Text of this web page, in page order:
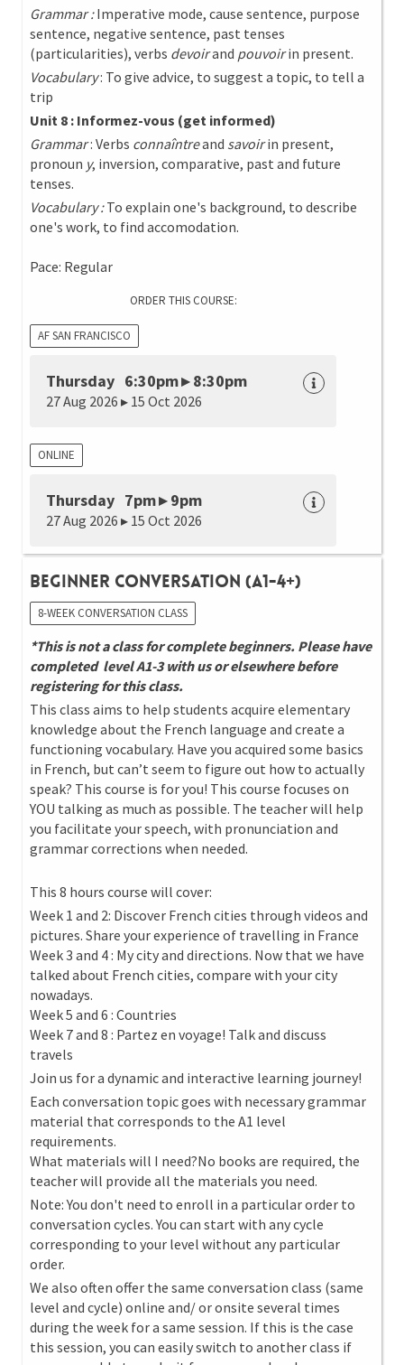
Grammar :Imperative mode, cause sentence, purpose
sentence, negative sentence, past tenses
(particularities), verbs devoirand pouvoirin present.
Vocabulary: To give advice, to suggest a topic, to tell a
trip
Unit 8 : Informez-vous (get informed)
Grammar: Verbs connaîntreand savoirin present,
pronoun y, inversion, comparative, past and future
tenses.
Vocabulary :To explain one's background, to describe
one's work, to find accomodation.
Pace: Regular
ORDER THIS COURSE:
AF SAN FRANCISCO
Thursday 6:30pm ▸ 8:30pm
27 Aug 2026 ▸ 15 Oct 2026
ONLINE
Thursday 7pm ▸ 9pm
27 Aug 2026 ▸ 15 Oct 2026
Beginner Conversation (A1-4+)
8-WEEK CONVERSATION CLASS
*This is not a class for complete beginners. Please have
completed level A1-3 with us or elsewhere before
registering for this class.
This class aims to help students acquire elementary
knowledge about the French language and create a
functioning vocabulary. Have you acquired some basics
in French, but can’t seem to figure out how to actually
speak? This course is for you! This course focuses on
YOU talking as much as possible. The teacher will help
you facilitate your speech, with pronunciation and
grammar corrections when needed.
This 8 hours course will cover:
Week 1 and 2: Discover French cities through videos and
pictures. Share your experience of travelling in France
Week 3 and 4 : My city and directions. Now that we have
talked about French cities, compare with your city
nowadays.
Week 5 and 6 : Countries
Week 7 and 8 : Partez en voyage! Talk and discuss
travels
Join us for a dynamic and interactive learning journey!
Each conversation topic goes with necessary grammar
material that corresponds to the A1 level
requirements.
What materials will I need?No books are required, the
teacher will provide all the materials you need.
Note: You don't need to enroll in a particular order to
conversation cycles. You can start with any cycle
corresponding to your level without any particular
order.
We also often offer the same conversation class (same
level and cycle) online and/ or onsite several times
during the week for a same session. If this is the case
this session, you can easily switch to another class if